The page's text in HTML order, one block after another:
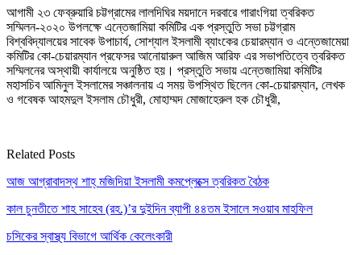
আগামী ২৩ ফেব্রুয়ারি চট্টগ্রামের লালদিঘির ময়দানে দরবারে গারাংগিয়া ত্বরিকত
সম্মিলন-২০২০ উপলক্ষে এন্তেজামিয়া কমিটির এক প্রস্তুতি সভা চট্টগ্রাম
বিশ্ববিদ্যালয়ের সাবেক উপাচার্য, সোশ্যাল ইসলামী ব্যাংকের চেয়ারম্যান ও এন্তেজামেয়া
কমিটির কো-চেয়ারম্যান প্রফেসর আনোয়ারুল আজিম আরিফ এর সভাপতিত্বে ত্বরিকত
সম্মিলনের অস্থায়ী কার্যালয়ে অনুষ্ঠিত হয়। প্রস্তুতি সভায় এন্তেজামিয়া কমিটির
মহাসচিব আমিনুল ইসলামের সঞ্চালনায় এ সময় উপস্থিত ছিলেন কো-চেয়ারম্যান, লেখক
ও গবেষক আহমদুল ইসলাম চৌধুরী, মোহাম্মদ মোজাহেরুল হক চৌধুরী,
Related Posts
আজ আগ্রাবাদস্থ শাহ্ মজিদিয়া ইসলামী কমপ্লেক্সে ত্বরিকত বৈঠক
কাল চুনতীতে শাহ সাহেব (রহ.)’র দুইদিন ব্যাপী ৪৪তম ইসালে সওয়াব মাহফিল
চসিকের স্বাস্থ্য বিভাগে আর্থিক কেলেংকারী